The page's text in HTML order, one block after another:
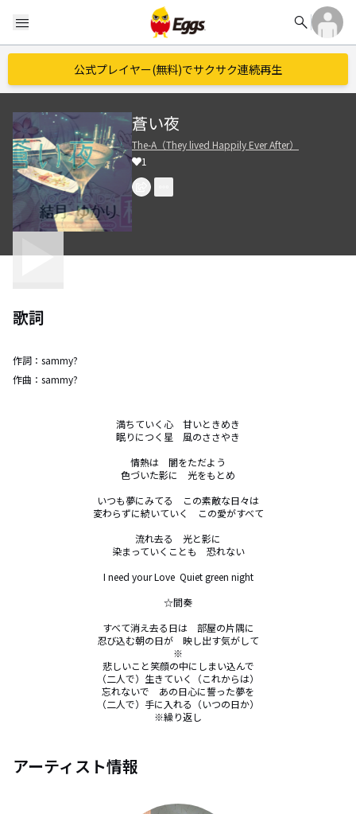
menu search
公式プレイヤー(無料)でサクサク連続再生
蒼い夜
The-A（They lived Happily Ever After）
1
歌詞
作詞： sammy?
作曲： sammy?
満ちていく心　甘いときめき
眠りにつく星　風のささやき
情熱は　闇をただよう
色づいた影に　光をもとめ
いつも夢にみてる　この素敵な日々は
変わらずに続いていく　この愛がすべて
流れ去る　光と影に
染まっていくことも　恐れない
I need your Love  Quiet green night
☆間奏
すべて消え去る日は　部屋の片隅に
忍び込む朝の日が　映し出す気がして
※
悲しいこと笑顔の中にしまい込んで
（二人で）生きていく（これからは）
忘れないで　あの日心に誓った夢を
（二人で）手に入れる（いつの日か）
※繰り返し
アーティスト情報